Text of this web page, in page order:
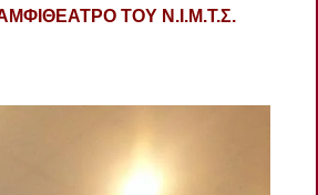
ΤΟΥ Ν.Ι.Μ.Τ.Σ.